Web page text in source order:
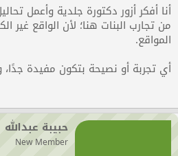
أنا أفكر أزور دكتورة جلدية وأعمل
من تجارب البنات هنا؛ لأن الواقع غير
المواقع.
أي تجربة أو نصيحة بتكون مفيدة
حبيبة عبدالله
New Member